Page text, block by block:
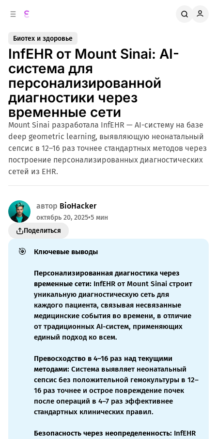
Биотех и здоровье
InfEHR от Mount Sinai: AI-
система для
персонализированной
диагностики через
временные сети
Mount Sinai разработала InfEHR — AI-систему на базе
deep geometric learning, выявляющую неонатальный
сепсис в 12–16 раз точнее стандартных методов через
построение персонализированных диагностических
сетей из EHR.
автор BioHacker
октябрь 20, 2025•5 мин
Поделиться
🎯 Ключевые выводы
Персонализированная диагностика через
временные сети: InfEHR от Mount Sinai строит
уникальную диагностическую сеть для
каждого пациента, связывая несвязанные
медицинские события во времени, в отличие
от традиционных AI-систем, применяющих
единый подход ко всем.
Превосходство в 4–16 раз над текущими
методами: Система выявляет неонатальный
сепсис без положительной гемокультуры в 12–
16 раз точнее и острое повреждение почек
после операций в 4–7 раз эффективнее
стандартных клинических правил.
Безопасность через неопределенность: InfEHR